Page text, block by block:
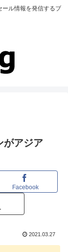
ール情報を発信するブ
がアジア
Facebook
2021.03.27